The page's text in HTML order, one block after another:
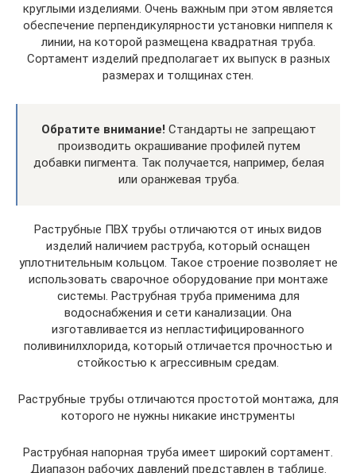
круглыми изделиями. Очень важным при этом является
обеспечение перпендикулярности установки ниппеля к
линии, на которой размещена квадратная труба.
Сортамент изделий предполагает их выпуск в разных
размерах и толщинах стен.
Обратите внимание! Стандарты не запрещают
производить окрашивание профилей путем
добавки пигмента. Так получается, например, белая
или оранжевая труба.
Раструбные ПВХ трубы отличаются от иных видов
изделий наличием раструба, который оснащен
уплотнительным кольцом. Такое строение позволяет не
использовать сварочное оборудование при монтаже
системы. Раструбная труба применима для
водоснабжения и сети канализации. Она
изготавливается из непластифицированного
поливинилхлорида, который отличается прочностью и
стойкостью к агрессивным средам.
Раструбные трубы отличаются простотой монтажа, для
которого не нужны никакие инструменты
Раструбная напорная труба имеет широкий сортамент.
Диапазон рабочих давлений представлен в таблице.